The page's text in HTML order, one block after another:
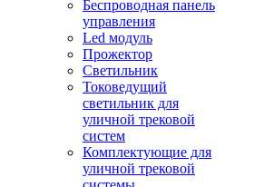
Беспроводная панель
управления
Led модуль
Прожектор
Светильник
Токоведущий
светильник для
уличной трековой
систем
Комплектующие для
уличной трековой